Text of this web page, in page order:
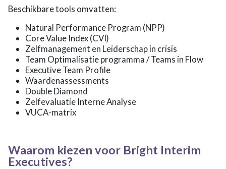
Beschikbare tools omvatten:
Natural Performance Program (NPP)
Core Value Index (CVI)
Zelfmanagement en Leiderschap in crisis
Team Optimalisatie programma / Teams in Flow
Executive Team Profile
Waardenassessments
Double Diamond
Zelfevaluatie Interne Analyse
VUCA-matrix
Waarom kiezen voor Bright Interim
Executives?